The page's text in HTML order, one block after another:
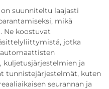
suunniteltu laajasti
mikä
Ne koostuvat
jotka
ja
tunnistejärjestelmät, kuten
seurannan ja